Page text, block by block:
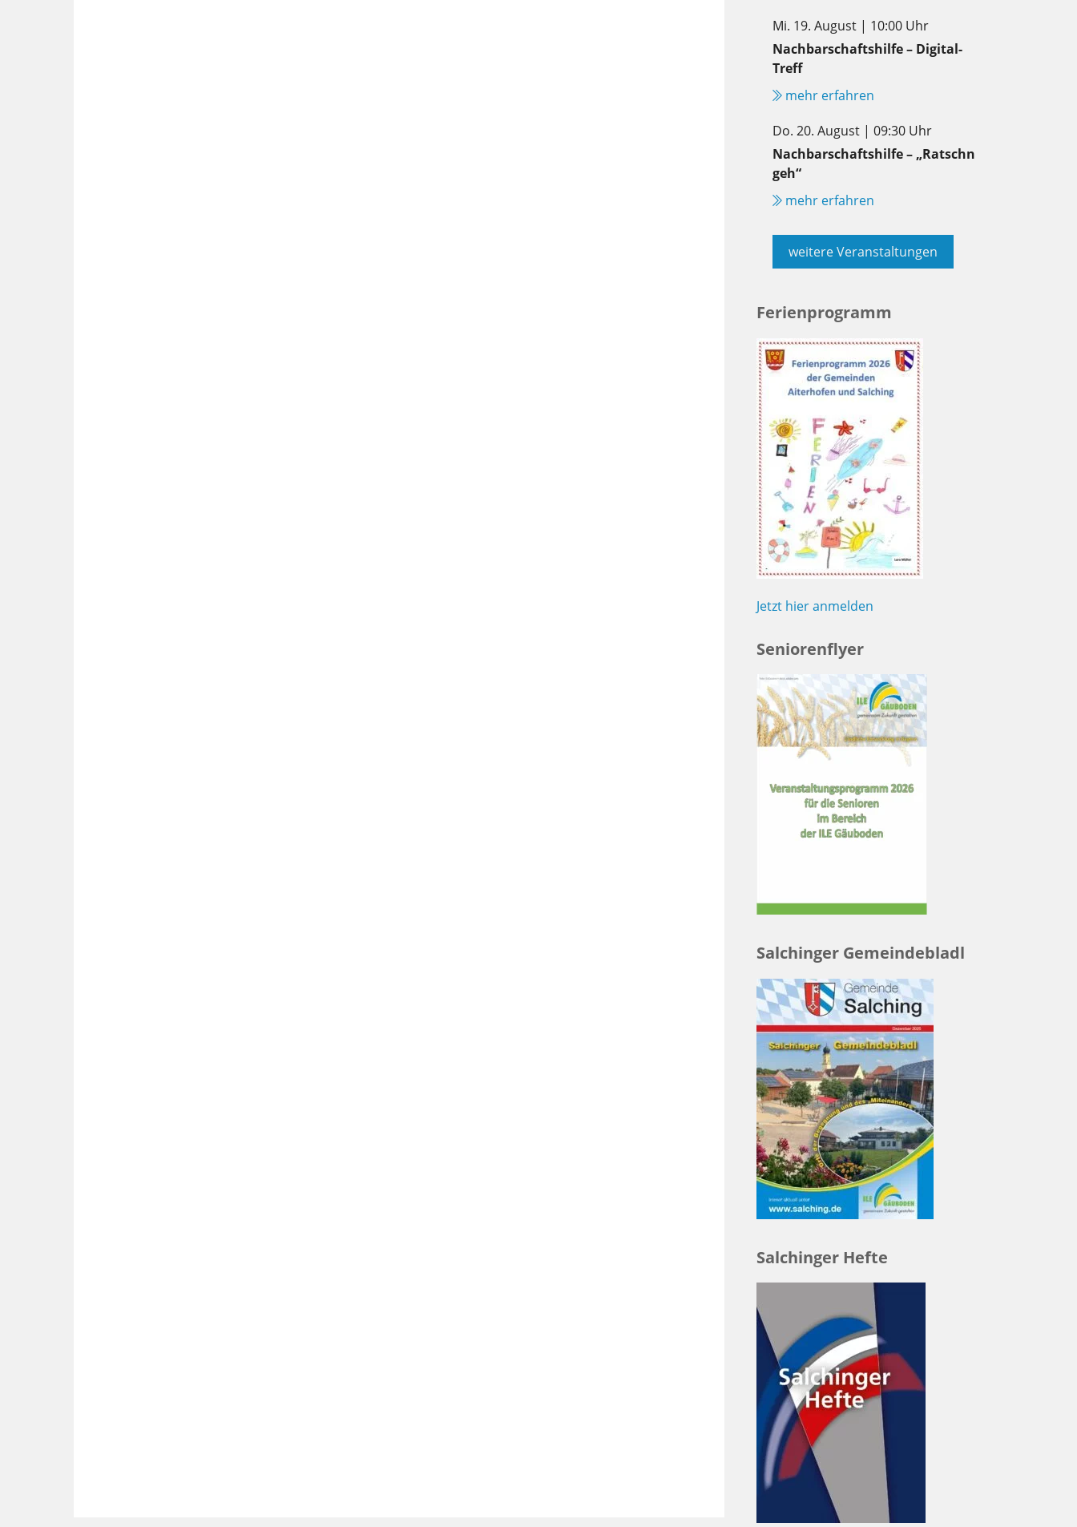
Mi. 19. August | 10:00 Uhr
Nachbarschaftshilfe – Digital-
Treff
mehr erfahren
Do. 20. August | 09:30 Uhr
Nachbarschaftshilfe – „Ratschn
geh“
mehr erfahren
weitere Veranstaltungen
Ferienprogramm
Jetzt hier anmelden
Seniorenflyer
Salchinger Gemeindebladl
Salchinger Hefte